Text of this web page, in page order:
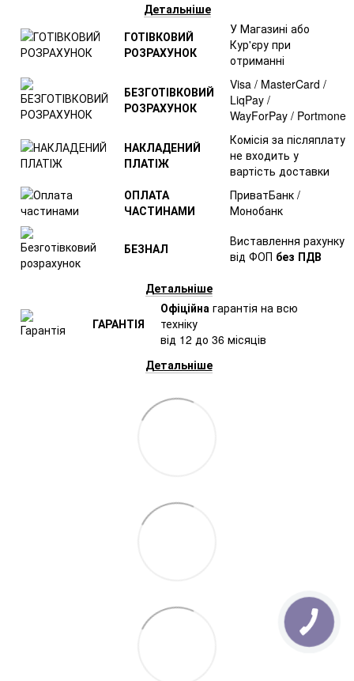
Детальніше
ГОТІВКОВИЙ
РОЗРАХУНОК
У Магазині або
Кур'єру при
отриманні
БЕЗГОТІВКОВИЙ
РОЗРАХУНОК
Visa / MasterCard /
LiqPay /
WayForPay / Portmone
НАКЛАДЕНИЙ
ПЛАТІЖ
Комісія за післяплату
не входить у
вартість доставки
ОПЛАТА
ЧАСТИНАМИ
ПриватБанк /
Монобанк
БЕЗНАЛ
Виставлення рахунку
від ФОП без ПДВ
Детальніше
ГАРАНТІЯ
Офіційна гарантія на всю
техніку
від 12 до 36 місяців
Детальніше